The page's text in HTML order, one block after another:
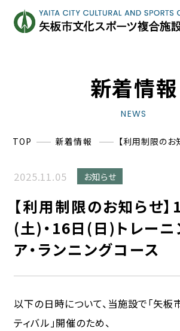
防災機能のご案内
アクセス
プライバシーポリシー
サイト利用規約
新着情報
NEWS
TOP 新着情報 【利用制限の
2025.11.05 お知らせ
【利用制限のお知らせ
(土)・16日(日)トレーニ
ア・ランニングコース
以下の日時について、当施設で「矢板
ティバル」開催のため、